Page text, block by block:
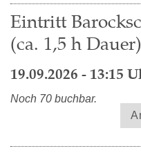
Eintritt
(ca. 1,5 h Dauer)
19.09.2026 - 13:15
Noch 70 buchbar.